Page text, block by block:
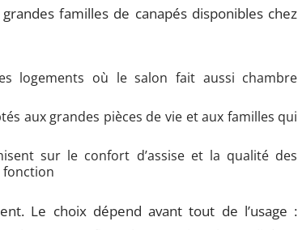
familles de canapés disponibles chez
logements où le salon fait aussi chambre
aux grandes pièces de vie et aux familles qui
sur le confort d’assise et la qualité des
fonction
Le choix dépend avant tout de l’usage :